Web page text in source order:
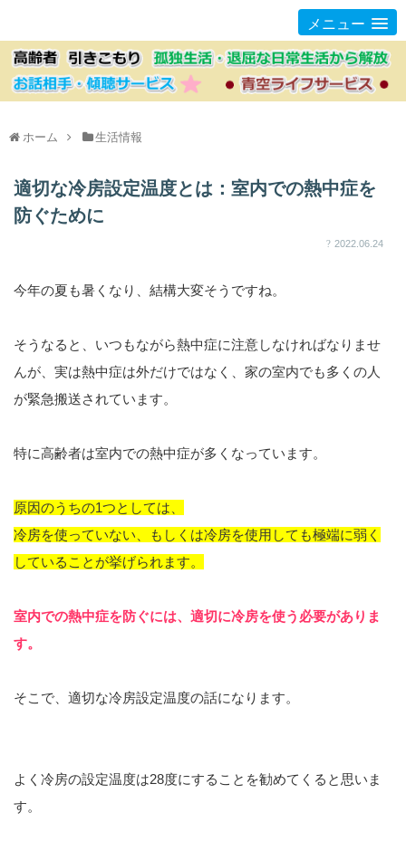
メニュー
ホーム 生活情報
適切な冷房設定温度とは：室内での熱中症を
防ぐために
2022.06.24
今年の夏も暑くなり、結構大変そうですね。
そうなると、いつもながら熱中症に注意しなければなりませ
んが、実は熱中症は外だけではなく、家の室内でも多くの人
が緊急搬送されています。
特に高齢者は室内での熱中症が多くなっています。
原因のうちの1つとしては、
冷房を使っていない、もしくは冷房を使用しても極端に弱く
していることが挙げられます。
室内での熱中症を防ぐには、適切に冷房を使う必要がありま
す。
そこで、適切な冷房設定温度の話になります。
よく冷房の設定温度は28度にすることを勧めてくると思いま
す。